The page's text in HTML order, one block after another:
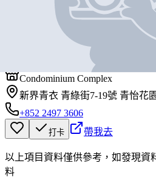
Condominium Complex
新界青衣 青綠街7-19號 青怡花
+852 2497 3606
打卡 帶我去
以上項目資料僅供參考，如發現資
料